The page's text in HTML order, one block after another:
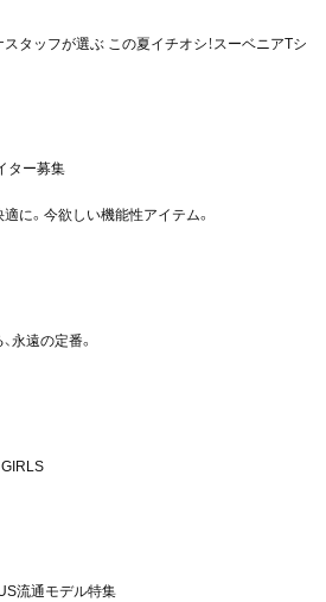
タッフが選ぶ この夏イチオシ！スーベニアTシ
ター募集
に。今欲しい機能性アイテム。
永遠の定番。
流通モデル特集